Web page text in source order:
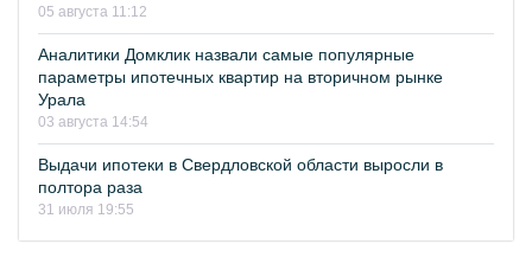
05 августа 11:12
Аналитики Домклик назвали самые популярные
параметры ипотечных квартир на вторичном рынке
Урала
03 августа 14:54
Выдачи ипотеки в Свердловской области выросли в
полтора раза
31 июля 19:55